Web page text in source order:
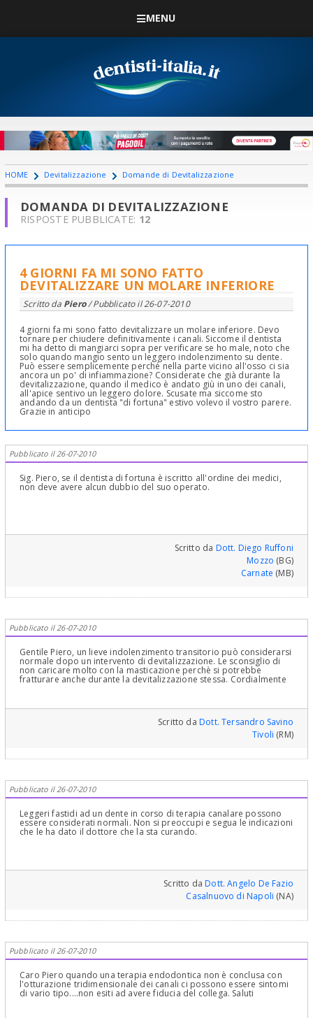
MENU
HOME Devitalizzazione Domande di Devitalizzazione
DOMANDA DI DEVITALIZZAZIONE
RISPOSTE PUBBLICATE: 12
4 GIORNI FA MI SONO FATTO
DEVITALIZZARE UN MOLARE INFERIORE
Scritto da Piero/ Pubblicato il26-07-2010
4 giorni fa mi sono fatto devitalizzare un molare inferiore. Devo
tornare per chiudere definitivamente i canali. Siccome il dentista
mi ha detto di mangiarci sopra per verificare se ho male, noto che
solo quando mangio sento un leggero indolenzimento su dente.
Può essere semplicemente perché nella parte vicino all'osso ci sia
ancora un po' di infiammazione? Considerate che già durante la
devitalizzazione, quando il medico è andato giù in uno dei canali,
all'apice sentivo un leggero dolore. Scusate ma siccome sto
andando da un dentista "di fortuna" estivo volevo il vostro parere.
Grazie in anticipo
Pubblicato il 26-07-2010
Sig. Piero, se il dentista di fortuna è iscritto all'ordine dei medici,
non deve avere alcun dubbio del suo operato.
Scritto da Dott. Diego Ruffoni
Mozzo (BG)
Carnate (MB)
Pubblicato il 26-07-2010
Gentile Piero, un lieve indolenzimento transitorio può considerarsi
normale dopo un intervento di devitalizzazione. Le sconsiglio di
non caricare molto con la masticazione perchè si potrebbe
fratturare anche durante la devitalizzazione stessa. Cordialmente
Scritto daDott. Tersandro Savino
Tivoli (RM)
Pubblicato il 26-07-2010
Leggeri fastidi ad un dente in corso di terapia canalare possono
essere considerati normali. Non si preoccupi e segua le indicazioni
che le ha dato il dottore che la sta curando.
Scritto daDott. Angelo De Fazio
Casalnuovo di Napoli (NA)
Pubblicato il 26-07-2010
Caro Piero quando una terapia endodontica non è conclusa con
l'otturazione tridimensionale dei canali ci possono essere sintomi
di vario tipo....non esiti ad avere fiducia del collega. Saluti